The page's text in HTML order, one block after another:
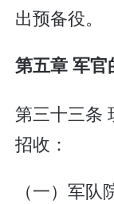
出预备役。
第五章 军
第三十三条
招收：
（一）军队